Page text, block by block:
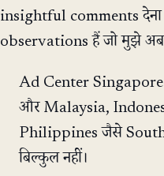
insightful comments देना
observations हैं जो मुझे
Ad Center Singapore
और Malaysia,
Philippines जैसे
बिल्कुल नहीं।